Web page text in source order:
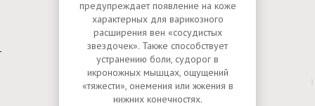
предупреждает появление на коже
характерных для варикозного
расширения вен «сосудистых
звездочек». Также способствует
устранению боли, судорог в
икроножных мышцах, ощущений
«тяжести», онемения или жжения в
нижних конечностях.